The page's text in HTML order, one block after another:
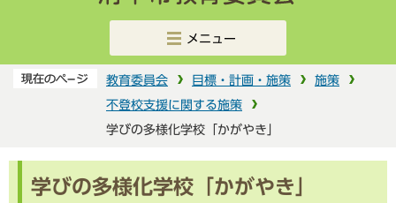
メニュー
教育委員会 目標・計画・施策
施策
不登校支援に関する施策
学びの多様化学校「かがやき」
学びの多様化学校「かがやき」